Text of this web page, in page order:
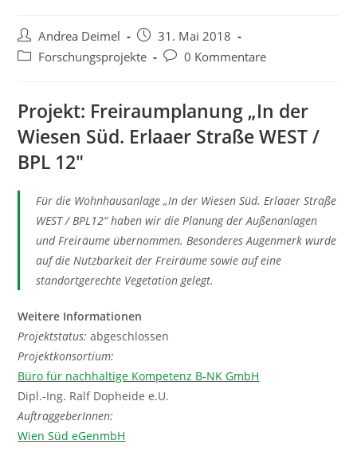
Beitrags-
Autor:
Andrea Deimel
Beitrag
veröffentlicht:
31. Mai 2018
Beitrags-
Forschungsprojekte
Beitrags-
0 Kommentare
Projekt: Freiraumplanung „In der
Wiesen Süd. Erlaaer Straße WEST /
BPL 12″
Für die Wohnhausanlage „In der Wiesen Süd. Erlaaer Straße
WEST / BPL12“ haben wir die Planung der Außenanlagen
und Freiräume übernommen. Besonderes Augenmerk wurde
auf die Nutzbarkeit der Freiräume sowie auf eine
standortgerechte Vegetation gelegt.
Weitere Informationen
Projektstatus: abgeschlossen
Projektkonsortium:
Büro für nachhaltige Kompetenz B-NK GmbH
Dipl.-Ing. Ralf Dopheide e.U.
AuftraggeberInnen:
Wien Süd eGenmbH